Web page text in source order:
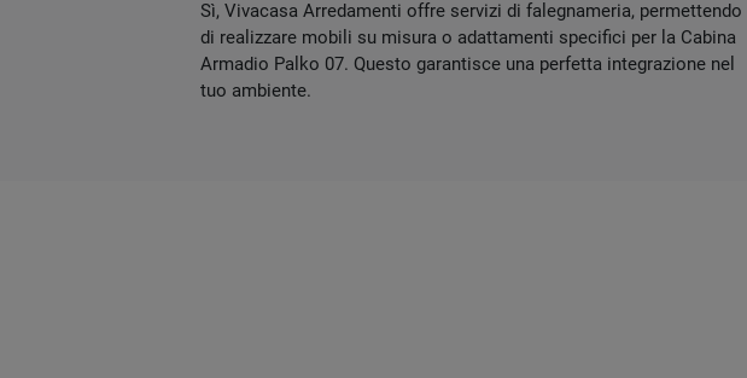
Sì, Vivacasa Arredamenti offre servizi di falegnameria, permettendo
di realizzare mobili su misura o adattamenti specifici per la Cabina
Armadio Palko 07. Questo garantisce una perfetta integrazione nel
tuo ambiente.